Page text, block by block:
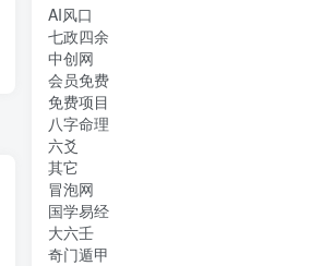
AI风口
七政四余
中创网
会员免费
免费项目
八字命理
六爻
其它
冒泡网
国学易经
大六壬
奇门遁甲